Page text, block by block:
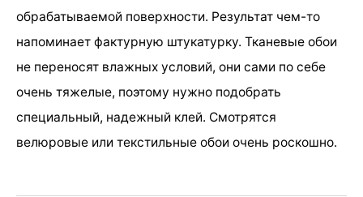
обрабатываемой поверхности. Результат чем-то
напоминает фактурную штукатурку. Тканевые обои
не переносят влажных условий, они сами по себе
очень тяжелые, поэтому нужно подобрать
специальный, надежный клей. Смотрятся
велюровые или текстильные обои очень роскошно.